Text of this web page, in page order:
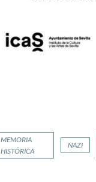
MEMORIA
HISTÓRICA
NAZI